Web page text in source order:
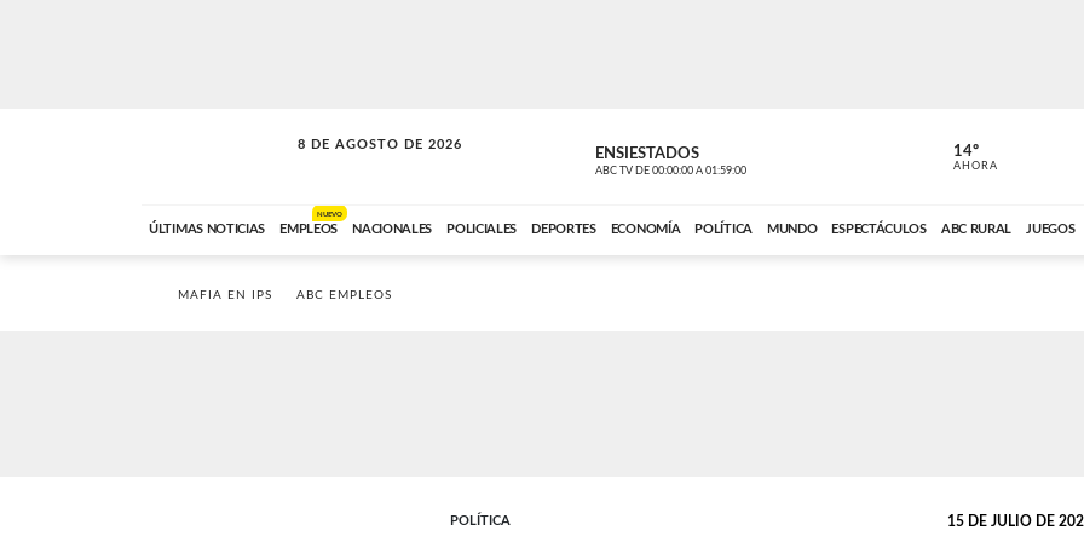
8 DE AGOSTO DE 2026
SOLO MÚSICA ENSIESTADOS
ABC TV DE 00:00:00 A 01:59:00 ABC CARDINAL
14º
AHORA
ÚLTIMAS NOTICIAS EMPLEOS
NUEVO
NACIONALES POLICIALES DEPORTES ECONOMÍA POLÍTICA MUNDO ESPECTÁCULOS ABC RURAL JUEGOS
MAFIA EN IPS ABC EMPLEOS
POLÍTICA 15 DE JULIO DE